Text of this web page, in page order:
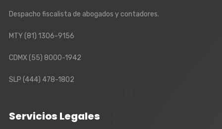
Despacho fiscalista de abogados y contadores.
MTY(81) 1306-9156
CDMX(55) 8000-1942
SLP (444) 478-1802
Servicios Legales